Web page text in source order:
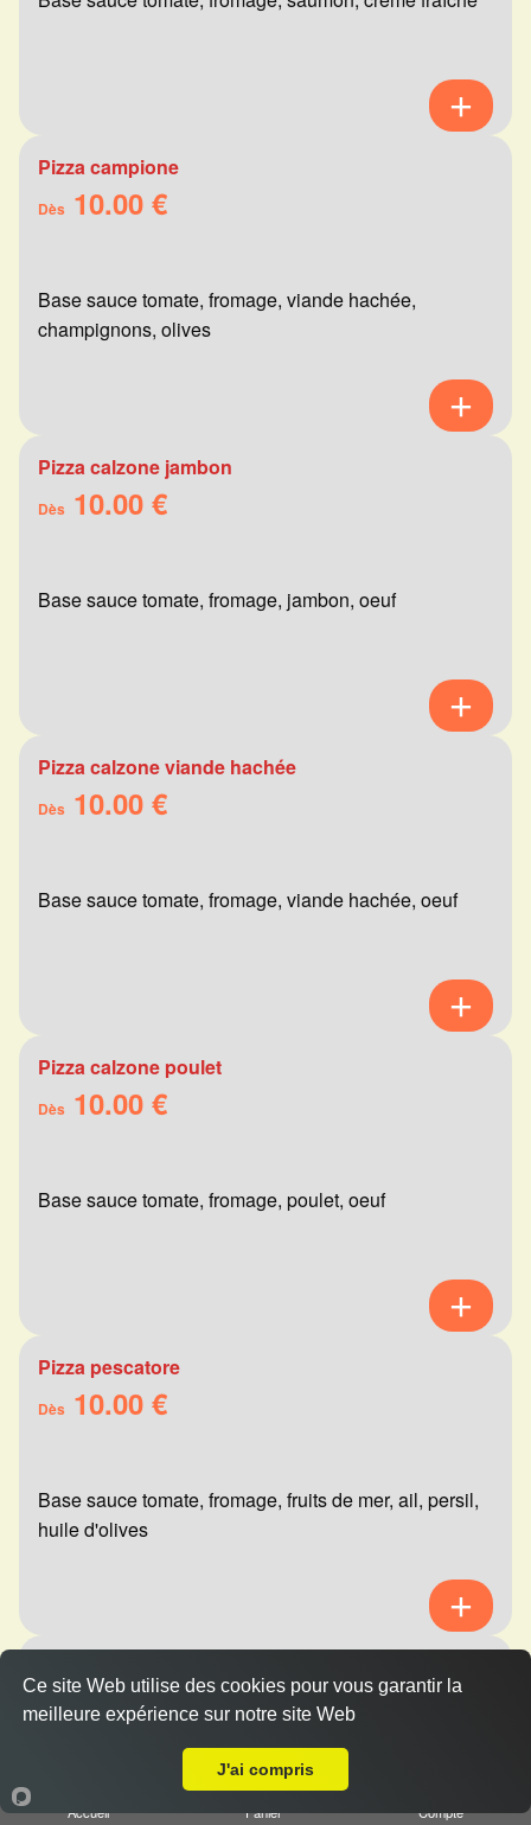
Pizza campione
Dès 10.00 €
Base sauce tomate, fromage, viande hachée,
champignons, olives
Pizza calzone jambon
Dès 10.00 €
Base sauce tomate, fromage, jambon, oeuf
Pizza calzone viande hachée
Dès 10.00 €
Base sauce tomate, fromage, viande hachée, oeuf
Pizza calzone poulet
Dès 10.00 €
Base sauce tomate, fromage, poulet, oeuf
Pizza pescatore
Dès 10.00 €
Base sauce tomate, fromage, fruits de mer, ail, persil,
huile d'olives
Dès10.00 €
Base sauce tomate, fromage, viande hachée,
Accueil Panier Compte
Ce site Web utilise des cookies pour vous garantir la
meilleure expérience sur notre site Web
J'ai compris